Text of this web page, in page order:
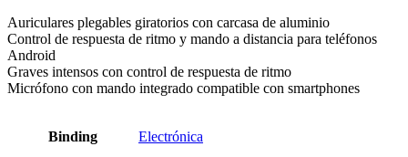
Auriculares plegables giratorios con carcasa de aluminio
Control de respuesta de ritmo y mando a distancia para teléfonos
Android
Graves intensos con control de respuesta de ritmo
Micrófono con mando integrado compatible con smartphones
Binding Electrónica